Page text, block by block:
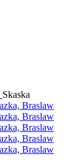
Skaska